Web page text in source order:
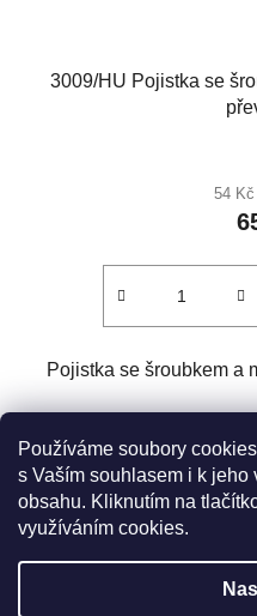
Používáme soubory
s Vaším souhlasem i k
obsahu. Kliknutím na
využíváním cookies.
Výrobce ke dni 27. 5. 2026
3009/HU Pojistka se
54
Pojistka se šroubkem a
Zboží.cz Heureka.cz
LÖWE